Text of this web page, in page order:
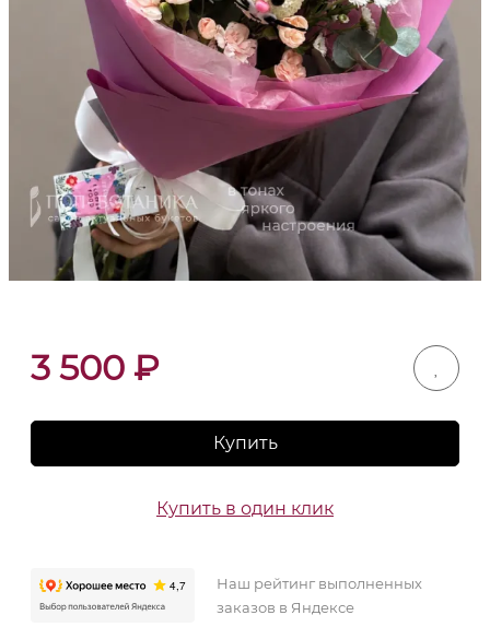
3 500 ₽
Купить
Купить в один клик
Наш рейтинг выполненных
заказов в Яндексе